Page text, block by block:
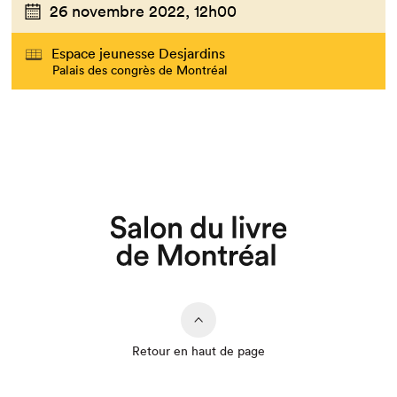
26 novembre 2022, 12h00
Espace jeunesse Desjardins
Palais des congrès de Montréal
Retour en haut de page